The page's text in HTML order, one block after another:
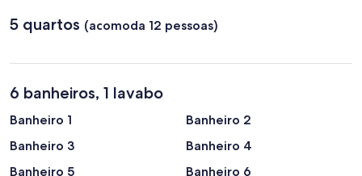
5 quartos (acomoda 12 pessoas)
6 banheiros, 1 lavabo
Banheiro 1
Banheiro 2
Banheiro 3
Banheiro 4
Banheiro 5
Banheiro 6